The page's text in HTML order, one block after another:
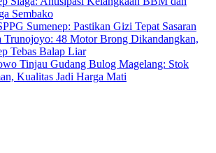
Sembako
Sumenep: Pastikan Gizi Tepat Sasaran
Trunojoyo: 48 Motor Brong Dikandangkan,
Tebas Balap Liar
Tinjau Gudang Bulog Magelang: Stok
Kualitas Jadi Harga Mati